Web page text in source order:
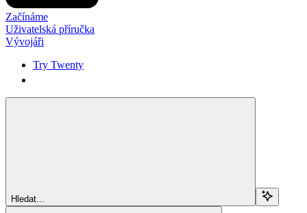
Začínáme
Uživatelská příručka
Vývojáři
Try Twenty
Hledat...